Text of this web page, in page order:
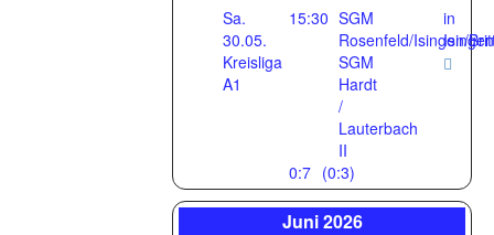
Sa.
30.05.
Kreisliga
A1
15:30 SGM
Rosenfeld/Isingen/
SGM
Hardt
/
Lauterbach
II
0:7 (0:3)
in
Isingen
Juni 2026